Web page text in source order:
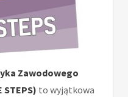
Zawodowego
to wyjątkowa